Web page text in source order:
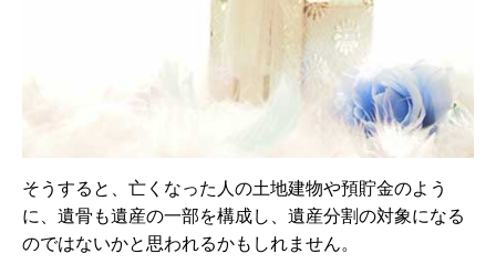
そうすると、亡くなった人の土地建物や預貯金のよう
に、遺骨も遺産の一部を構成し、遺産分割の対象になる
のではないかと思われるかもしれません。